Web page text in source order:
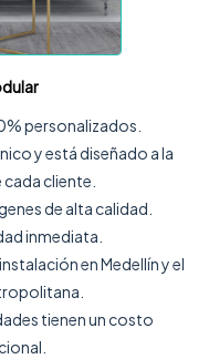
personalizados.
y está diseñado a la
cliente.
de alta calidad.
inmediata.
en Medellín y el
tienen un costo